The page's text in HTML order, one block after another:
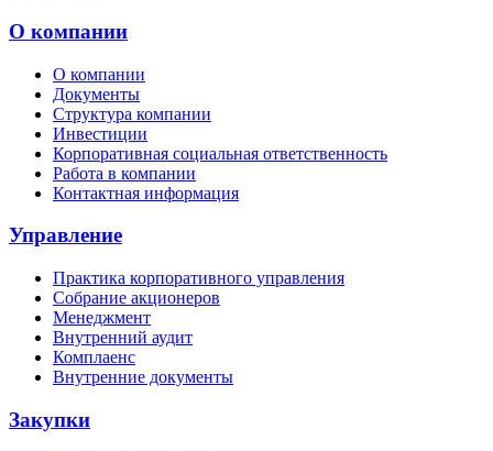
О компании
О компании
Документы
Структура компании
Инвестиции
Корпоративная социальная ответственность
Работа в компании
Контактная информация
Управление
Практика корпоративного управления
Собрание акционеров
Менеджмент
Внутренний аудит
Комплаенс
Внутренние документы
Закупки